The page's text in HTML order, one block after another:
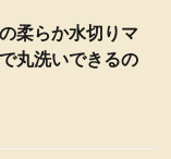
柔らか水切りマ
丸洗いできるの